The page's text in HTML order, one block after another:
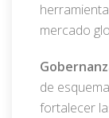
mercado
de
fortalecer